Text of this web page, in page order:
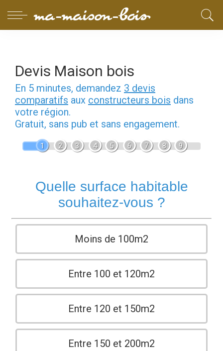
Devis Maison bois
En 5 minutes, demandez 3 devis
comparatifs aux constructeurs bois dans
votre région.
Gratuit, sans pub et sans engagement.
1 2 3 4 5 6 7 8 9
Quelle surface habitable
souhaitez-vous ?
Moins de 100m2
Entre 100 et 120m2
Entre 120 et 150m2
Entre 150 et 200m2